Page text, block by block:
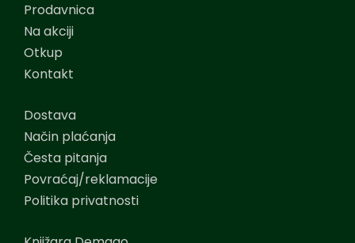
Prodavnica
Na akciji
Otkup
Kontakt
Dostava
Način plaćanja
Česta pitanja
Povraćaj/reklamacije
Politika privatnosti